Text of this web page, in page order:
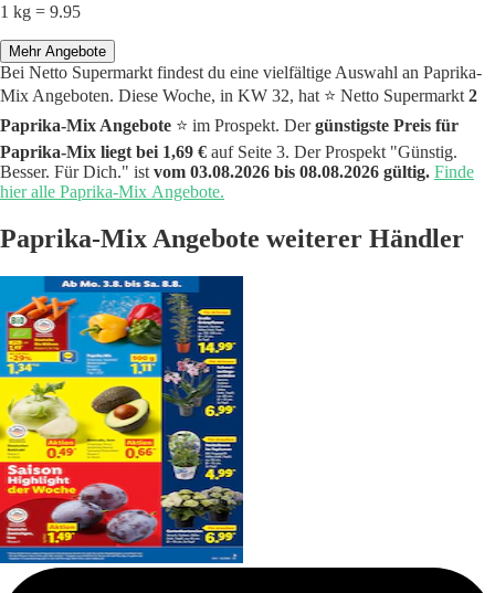
1 kg = 9.95
Mehr Angebote
Bei Netto Supermarkt findest du eine vielfältige Auswahl an Paprika-
Mix Angeboten. Diese Woche, in KW 32, hat ⭐️ Netto Supermarkt 2
Paprika-Mix Angebote ⭐️ im Prospekt. Dergünstigste Preis für
Paprika-Mix liegt bei 1,69 € auf Seite 3. Der Prospekt "Günstig.
Besser. Für Dich." ist vom 03.08.2026 bis 08.08.2026 gültig. Finde
hier alle Paprika-Mix Angebote.
Paprika-Mix Angebote weiterer Händler